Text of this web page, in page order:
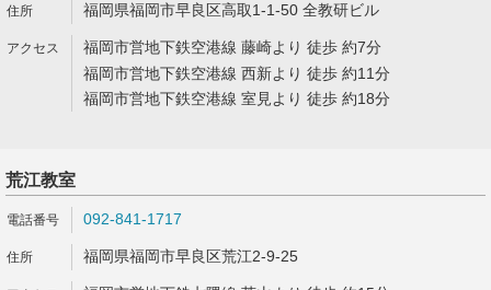
福岡県福岡市早良区高取1-1-50 全教研ビル
福岡市営地下鉄空港線 藤崎より 徒歩 約7分
福岡市営地下鉄空港線 西新より 徒歩 約11分
福岡市営地下鉄空港線 室見より 徒歩 約18分
荒江教室
092-841-1717
福岡県福岡市早良区荒江2-9-25